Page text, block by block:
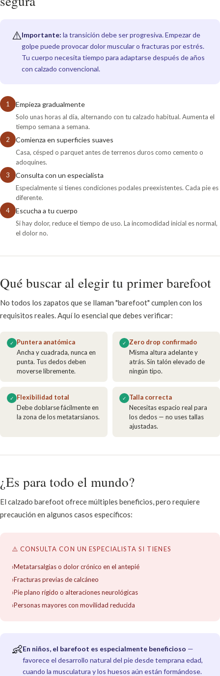
⚠️Importante: la transición debe ser progresiva. Empezar de
golpe puede provocar dolor muscular o fracturas por estrés.
Tu cuerpo necesita tiempo para adaptarse después de años
con calzado convencional.
1 Empieza gradualmente
Solo unas horas al día, alternando con tu calzado habitual. Aumenta el
tiempo semana a semana.
2
Comienza en superficies suaves
Casa, césped o parquet antes de terrenos duros como cemento o
adoquines.
3
Consulta con un especialista
Especialmente si tienes condiciones podales preexistentes. Cada pie es
diferente.
4
Escucha a tu cuerpo
Si hay dolor, reduce el tiempo de uso. La incomodidad inicial es normal,
el dolor no.
Qué buscar al elegir tu primer barefoot
No todos los zapatos que se llaman "barefoot" cumplen con los
requisitos reales. Aquí lo esencial que debes verificar:
✓
Puntera anatómica
Ancha y cuadrada, nunca en
punta. Tus dedos deben
moverse libremente.
✓
Zero drop confirmado
Misma altura adelante y
atrás. Sin talón elevado de
ningún tipo.
✓
Flexibilidad total
Debe doblarse fácilmente en
la zona de los metatarsianos.
✓
Talla correcta
Necesitas espacio real para
los dedos — no uses tallas
ajustadas.
¿Es para todo el mundo?
El calzado barefoot ofrece múltiples beneficios, pero requiere
precaución en algunos casos específicos:
⚠️ CONSULTA CON UN ESPECIALISTA SI TIENES
›Metatarsalgias o dolor crónico en el antepié
›Fracturas previas de calcáneo
›Pie plano rígido o alteraciones neurológicas
›Personas mayores con movilidad reducida
👶En niños, el barefoot es especialmente beneficioso —
favorece el desarrollo natural del pie desde temprana edad,
cuando la musculatura y los huesos aún están formándose.